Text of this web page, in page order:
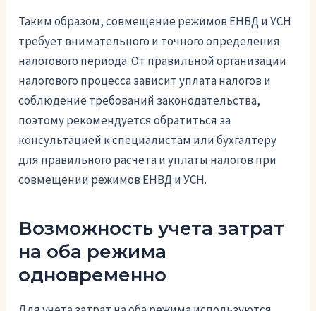
Таким образом, совмещение режимов ЕНВД и УСН
требует внимательного и точного определения
налогового периода. От правильной организации
налогового процесса зависит уплата налогов и
соблюдение требований законодательства,
поэтому рекомендуется обратиться за
консультацией к специалистам или бухгалтеру
для правильного расчета и уплаты налогов при
совмещении режимов ЕНВД и УСН.
Возможность учета затрат
на оба режима
одновременно